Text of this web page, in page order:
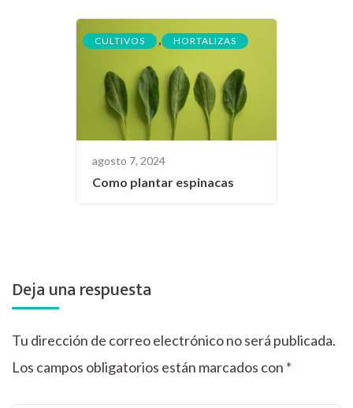
CULTIVOS , HORTALIZAS
agosto 7, 2024
Como plantar espinacas
Deja una respuesta
Tu dirección de correo electrónico no será publicada.
Los campos obligatorios están marcados con *